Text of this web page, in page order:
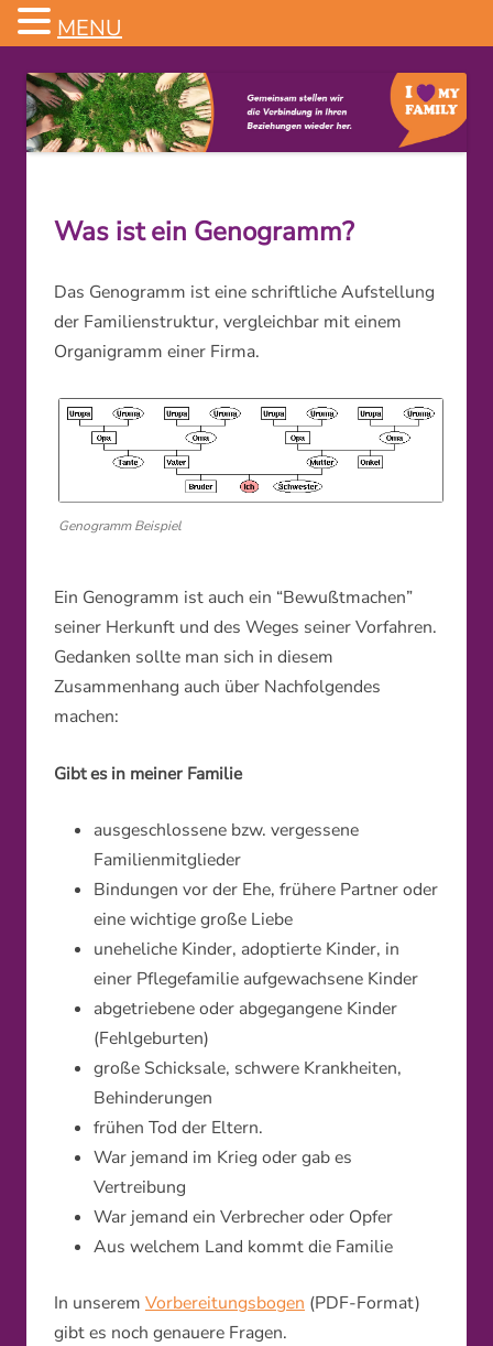
Was ist ein Genogramm?
Das Genogramm ist eine schriftliche Aufstellung
der Familienstruktur, vergleichbar mit einem
Organigramm einer Firma.
Genogramm Beispiel
Ein Genogramm ist auch ein “Bewußtmachen”
seiner Herkunft und des Weges seiner Vorfahren.
Gedanken sollte man sich in diesem
Zusammenhang auch über Nachfolgendes
machen:
Gibt es in meiner Familie
ausgeschlossene bzw. vergessene
Familienmitglieder
Bindungen vor der Ehe, frühere Partner oder
eine wichtige große Liebe
uneheliche Kinder, adoptierte Kinder, in
einer Pflegefamilie aufgewachsene Kinder
abgetriebene oder abgegangene Kinder
(Fehlgeburten)
große Schicksale, schwere Krankheiten,
Behinderungen
frühen Tod der Eltern.
War jemand im Krieg oder gab es
Vertreibung
War jemand ein Verbrecher oder Opfer
Aus welchem Land kommt die Familie
In unserem Vorbereitungsbogen (PDF-Format)
gibt es noch genauere Fragen.
MENU